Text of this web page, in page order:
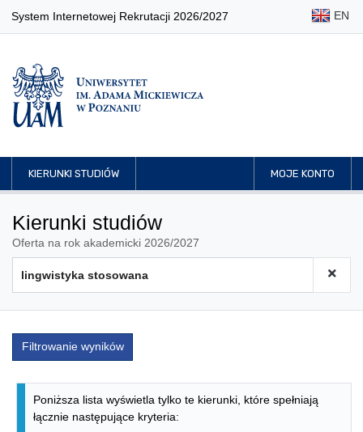
System Internetowej Rekrutacji 2026/2027 EN
KIERUNKI STUDIÓW MOJE KONTO
Kierunki studiów
Oferta na rok akademicki 2026/2027
Filtrowanie wyników
Lista kierunków - indeks alfabetyczny
Poniższa lista wyświetla tylko te kierunki, które spełniają
łącznie następujące kryteria: